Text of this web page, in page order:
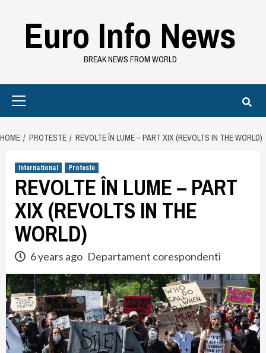
contentEuro Info News
BREAK NEWS FROM WORLD
HOME PROTESTE REVOLTE ÎN LUME – PART XIX (REVOLTS IN THE WORLD)
International Proteste
REVOLTE ÎN LUME – PART
XIX (REVOLTS IN THE
WORLD)
6 years ago Departament corespondenti